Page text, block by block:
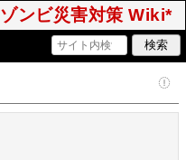
ゾンビ災害対策 Wiki*